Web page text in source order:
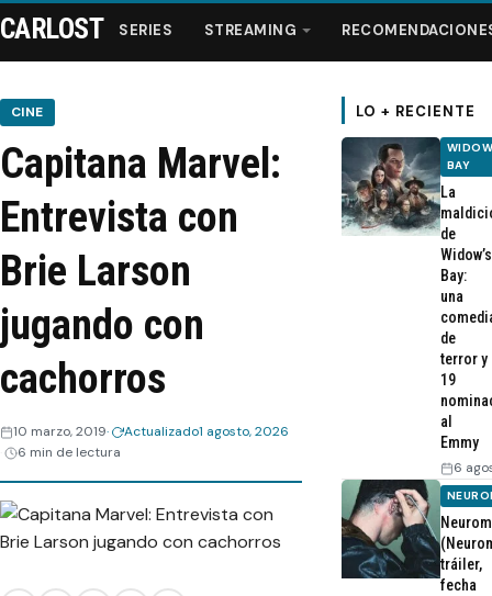
Series
Streaming
Recomendaciones
Videos
CARLOST SERIES STREAMING
CINE
Capitana Marvel:
Entrevista con
Brie Larson
jugando con
cachorros
10 marzo, 2019 Actualizado1 agosto, 2026
6 min de lectura
LO + RECIENTE
BAY
La
de
Widow’s
Bay:
una
de
terror y
19
al
Emmy
6
tráiler,
fecha